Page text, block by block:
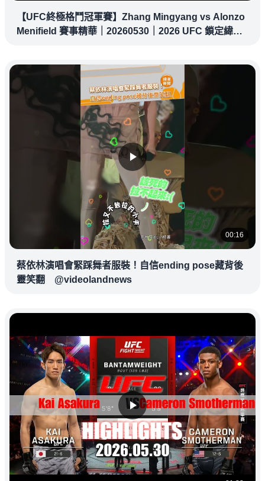
【UFC終極格鬥冠軍賽】Zhang Mingyang vs Alonzo
Menifield 賽事精華｜20260530｜2026 UFC 鎖定緯
00:16
蔡依林演唱會緊踩舞者服裝！自信ending pose藏背後
靈笑翻 @videolandnews